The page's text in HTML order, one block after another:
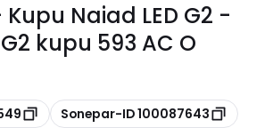
Kupu Naiad LED G2 -
kupu 593 AC O
Kopioi
Sonepar-ID 100087643